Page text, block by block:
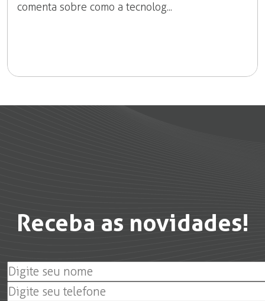
comenta sobre como a tecnolog...
Receba as novidades!